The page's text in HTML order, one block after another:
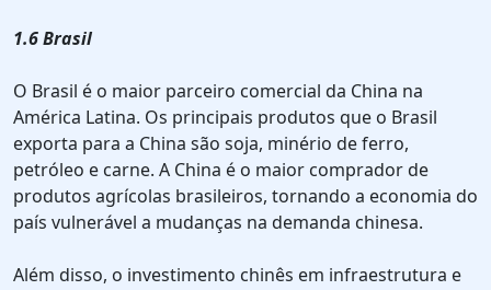
1.6 Brasil
O Brasil é o maior parceiro comercial da China na
América Latina. Os principais produtos que o Brasil
exporta para a China são soja, minério de ferro,
petróleo e carne. A China é o maior comprador de
produtos agrícolas brasileiros, tornando a economia do
país vulnerável a mudanças na demanda chinesa.
Além disso, o investimento chinês em infraestrutura e